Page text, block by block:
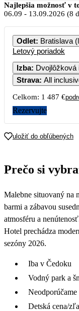
Najlepšia možnosť v
06.09 - 13.09.2026 (8
Odlet: Bratislava
Letový poriadok
Izba: Dvojlôžková
Strava: All
Celkom: 1 487 €
Rezervujte
uložiť do obľúbených
Prečo si
Malebne situovaný na
barmi a zábavou
atmosféru a
Hotel prechádza
sezóny 2026.
Iba v Čedoku
Vodný park a
Detská cena/